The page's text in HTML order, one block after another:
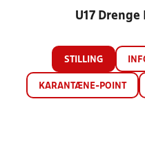
U17
STILLING
KARANTÆNE-POINT